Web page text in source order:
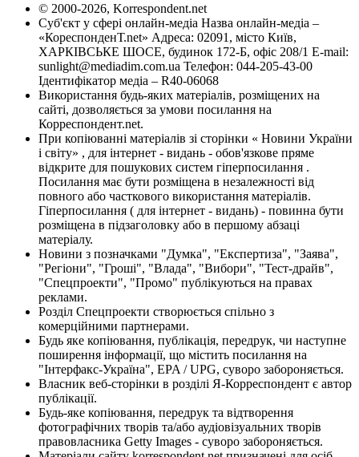
© 2000-2026, Korrespondent.net
Суб'єкт у сфері онлайн-медіа Назва онлайн-медіа –
«КореспонденТ.net» Адреса: 02091, місто Київ,
ХАРКІВСЬКЕ ШОСЕ, будинок 172-Б, офіс 208/1 E-mail:
sunlight@mediadim.com.ua Телефон: 044-205-43-00
Ідентифікатор медіа – R40-06068
Використання будь-яких матеріалів, розміщених на
сайті, дозволяється за умови посилання на
Корреспондент.net.
При копіюванні матеріалів зі сторінки « Новини України
і світу» , для інтернет - видань - обов'язкове пряме
відкрите для пошукових систем гіперпосилання .
Посилання має бути розміщена в незалежності від
повного або часткового використання матеріалів.
Гіперпосилання ( для інтернет - видань) - повинна бути
розміщена в підзаголовку або в першому абзаці
матеріалу.
Новини з позначками "Думка", "Експертиза", "Заява",
"Регіони", "Гроші", "Влада", "Вибори", "Тест-драйв",
"Спецпроекти", "Промо" публікуються на правах
реклами.
Розділ Спецпроекти створюється спільно з
комерційними партнерами.
Будь яке копіювання, публікація, передрук, чи наступне
поширення інформації, що містить посилання на
"Інтерфакс-Україна", EPA / UPG, суворо забороняється.
Власник веб-сторінки в розділі Я-Корреспондент є автор
публікації.
Будь-яке копіювання, передрук та відтворення
фотографічних творів та/або аудіовізуальних творів
правовласника Getty Images - суворо забороняється.